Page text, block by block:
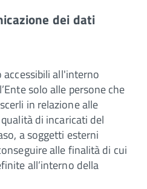
dei dati
all'interno
solo alle persone che
in relazione alle
di incaricati del
a soggetti esterni
alle finalità di cui
all’interno della